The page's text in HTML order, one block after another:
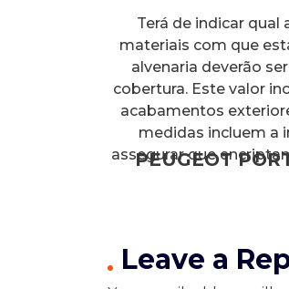
PEUGEOT
Terá de indicar
materiais com que
alvenaria deverão
cobertura. Este valor
acabamentos
medidas incluem a
assegurar que
Leave a